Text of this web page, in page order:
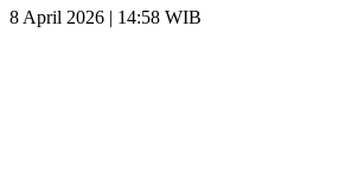
8 April 2026 | 14:58 WIB